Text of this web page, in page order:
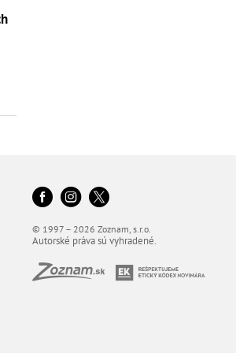
© 1997 – 2026 Zoznam, s.r.o.
Autorské práva sú vyhradené.